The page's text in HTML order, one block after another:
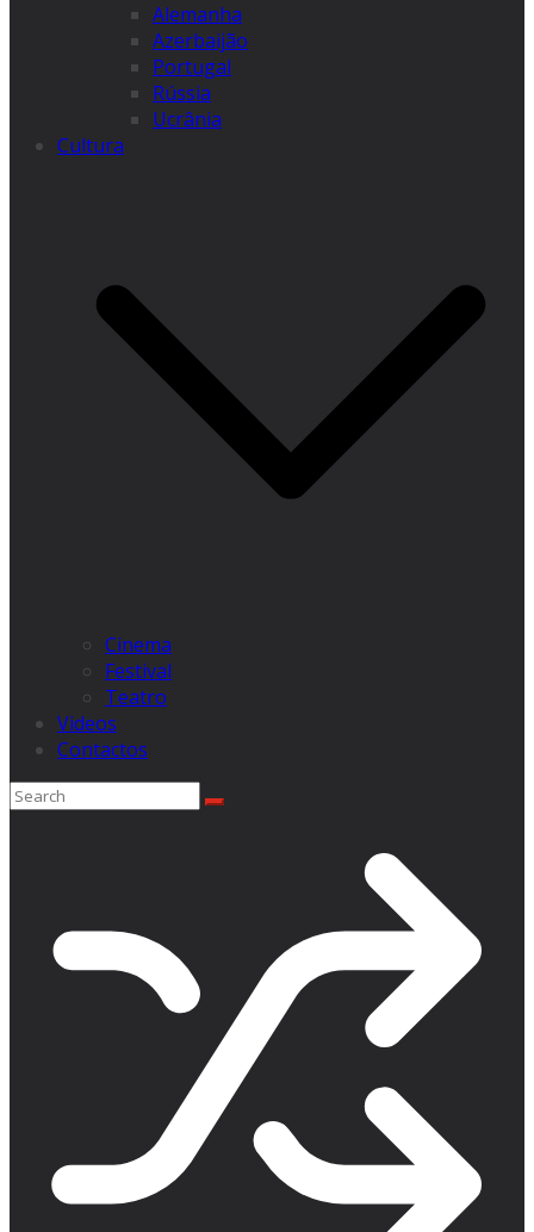
Alemanha
Azerbaijão
Portugal
Rússia
Ucrânia
Cultura
Cinema
Festival
Teatro
Videos
Contactos